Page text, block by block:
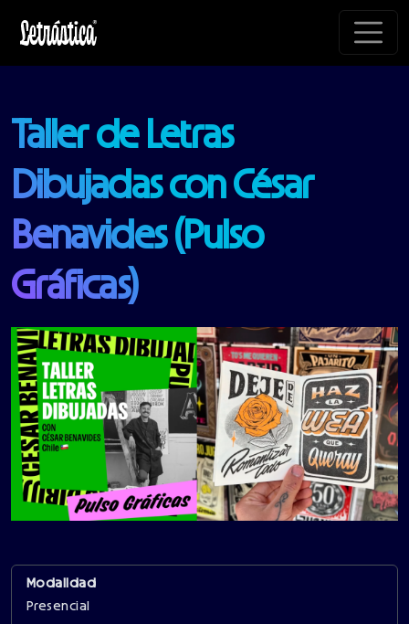
Taller de Letras
Dibujadas con César
Benavides (Pulso
Gráficas)
Modalidad
Presencial